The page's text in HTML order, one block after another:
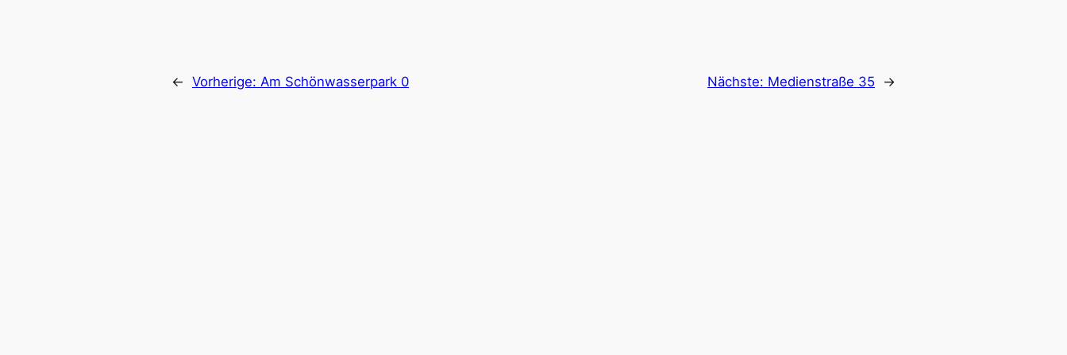
← Vorherige: Am Schönwasserpark 0 Nächste: Medienstraße 35 →